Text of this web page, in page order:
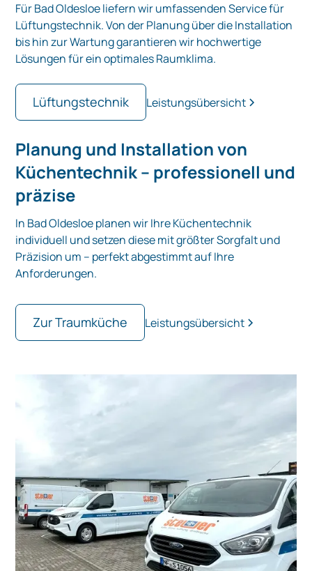
Für Bad Oldesloe liefern wir umfassenden Service für
Lüftungstechnik. Von der Planung über die Installation
bis hin zur Wartung garantieren wir hochwertige
Lösungen für ein optimales Raumklima.
Lüftungstechnik Leistungsübersicht
Planung und Installation von
Küchentechnik – professionell und
präzise
In Bad Oldesloe planen wir Ihre Küchentechnik
individuell und setzen diese mit größter Sorgfalt und
Präzision um – perfekt abgestimmt auf Ihre
Anforderungen.
Zur Traumküche Leistungsübersicht